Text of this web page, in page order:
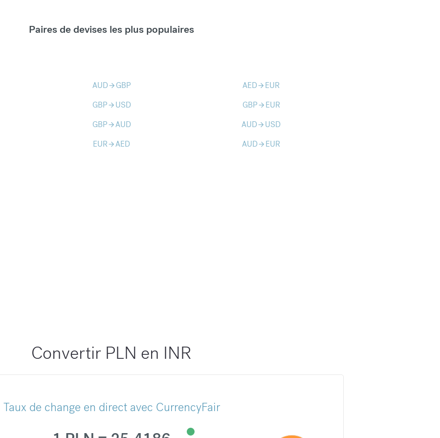
Paires de devises les plus populaires
AUDarrow_forward GBP AEDarrow_forward EUR
GBParrow_forward USD GBParrow_forward EUR
GBParrow_forwardAUD AUDarrow_forward USD
EURarrow_forwardAED AUDarrow_forward EUR
Convertir PLN en INR
Taux de change en direct avec CurrencyFair